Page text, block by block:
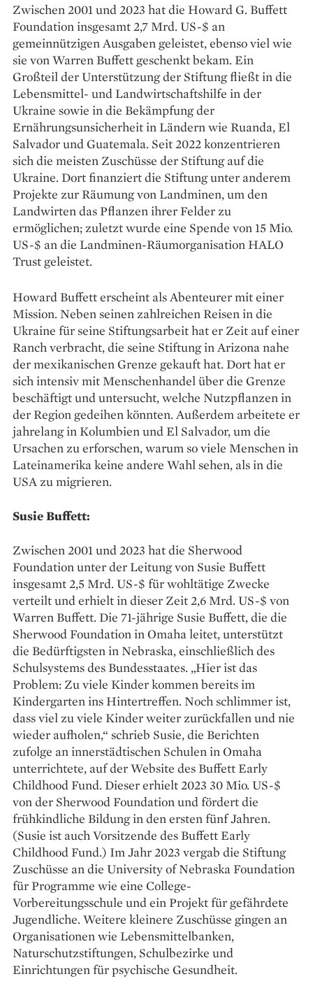
Zwischen 2001 und 2023 hat die Howard G. Buffett
Foundation insgesamt 2,7 Mrd. US-$ an
gemeinnützigen Ausgaben geleistet, ebenso viel wie
sie von Warren Buffett geschenkt bekam. Ein
Großteil der Unterstützung der Stiftung fließt in die
Lebensmittel- und Landwirtschaftshilfe in der
Ukraine sowie in die Bekämpfung der
Ernährungsunsicherheit in Ländern wie Ruanda, El
Salvador und Guatemala. Seit 2022 konzentrieren
sich die meisten Zuschüsse der Stiftung auf die
Ukraine. Dort finanziert die Stiftung unter anderem
Projekte zur Räumung von Landminen, um den
Landwirten das Pflanzen ihrer Felder zu
ermöglichen; zuletzt wurde eine Spende von 15 Mio.
US-$ an die Landminen-Räumorganisation HALO
Trust geleistet.
Howard Buffett erscheint als Abenteurer mit einer
Mission. Neben seinen zahlreichen Reisen in die
Ukraine für seine Stiftungsarbeit hat er Zeit auf einer
Ranch verbracht, die seine Stiftung in Arizona nahe
der mexikanischen Grenze gekauft hat. Dort hat er
sich intensiv mit Menschenhandel über die Grenze
beschäftigt und untersucht, welche Nutzpflanzen in
der Region gedeihen könnten. Außerdem arbeitete er
jahrelang in Kolumbien und El Salvador, um die
Ursachen zu erforschen, warum so viele Menschen in
Lateinamerika keine andere Wahl sehen, als in die
USA zu migrieren.
Susie Buffett:
Zwischen 2001 und 2023 hat die Sherwood
Foundation unter der Leitung von Susie Buffett
insgesamt 2,5 Mrd. US-$ für wohltätige Zwecke
verteilt und erhielt in dieser Zeit 2,6 Mrd. US-$ von
Warren Buffett. Die 71-jährige Susie Buffett, die die
Sherwood Foundation in Omaha leitet, unterstützt
die Bedürftigsten in Nebraska, einschließlich des
Schulsystems des Bundesstaates. „Hier ist das
Problem: Zu viele Kinder kommen bereits im
Kindergarten ins Hintertreffen. Noch schlimmer ist,
dass viel zu viele Kinder weiter zurückfallen und nie
wieder aufholen,“ schrieb Susie, die Berichten
zufolge an innerstädtischen Schulen in Omaha
unterrichtete, auf der Website des Buffett Early
Childhood Fund. Dieser erhielt 2023 30 Mio. US-$
von der Sherwood Foundation und fördert die
frühkindliche Bildung in den ersten fünf Jahren.
(Susie ist auch Vorsitzende des Buffett Early
Childhood Fund.) Im Jahr 2023 vergab die Stiftung
Zuschüsse an die University of Nebraska Foundation
für Programme wie eine College-
Vorbereitungsschule und ein Projekt für gefährdete
Jugendliche. Weitere kleinere Zuschüsse gingen an
Organisationen wie Lebensmittelbanken,
Naturschutzstiftungen, Schulbezirke und
Einrichtungen für psychische Gesundheit.